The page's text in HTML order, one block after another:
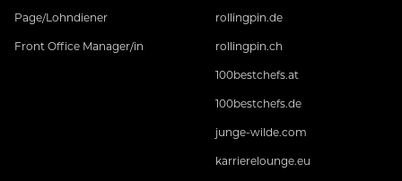
Page/Lohndiener
Front Office Manager/in
rollingpin.de
rollingpin.ch
100bestchefs.at
100bestchefs.de
junge-wilde.com
karrierelounge.eu